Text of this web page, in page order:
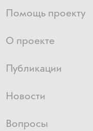
Помощь проекту
О проекте
Публикации
Новости
Вопросы